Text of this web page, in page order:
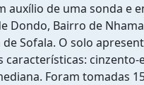
auxílio de uma sonda e
Dondo, Bairro de
Sofala. O solo
características: cinzento-
Foram tomadas